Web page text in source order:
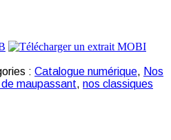
: Catalogue numérique, Nos
maupassant, nos classiques